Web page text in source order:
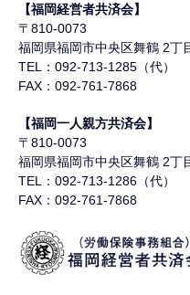
【福岡経営者共済会】
〒810-0073
福岡県福岡市中央区舞鶴 2丁
TEL：092-713-1285（代）
FAX：092-761-7868
【福岡一人親方共済会】
〒810-0073
福岡県福岡市中央区舞鶴 2丁
TEL：092-713-1286（代）
FAX：092-761-7868